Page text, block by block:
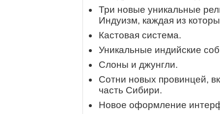
Три новые уникальные
Индуизм, каждая из
Кастовая система.
Уникальные индийские
Слоны и джунгли.
Сотни новых провинцей,
часть Сибири.
Новое оформление